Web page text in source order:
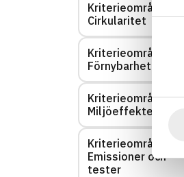
Kriterieområde:
Cirkularitet
Kriterieområde:
Förnybarhet
Kriterieområde:
Miljöeffekter – EPD
Kriterieområde:
Emissioner och
tester